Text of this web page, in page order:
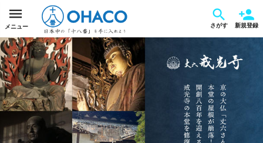
メニュー さがす 新規登録